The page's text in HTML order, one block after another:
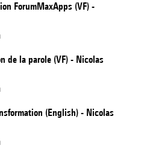
ForumMaxApps (VF) -
de la parole (VF) - Nicolas
(English) - Nicolas